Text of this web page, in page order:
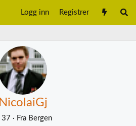
Logg inn Registrer
NicolaiGj
37 · Fra Bergen